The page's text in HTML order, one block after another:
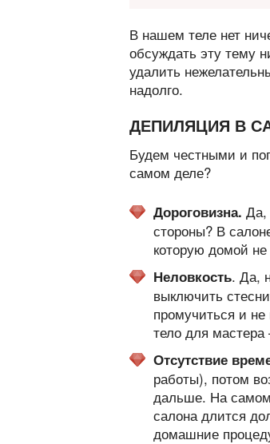
В нашем теле нет
обсуждать эту тему
удалить
надолго.
ДЕПИЛЯЦИЯ В
Будем честными и
самом деле?
Дороговизна. Да,
стороны? В
которую домой
Неловкость. Да,
выключить
промучиться и
тело для
Отсутствие
работы), потом
дальше. На самом
салона длится
домашние